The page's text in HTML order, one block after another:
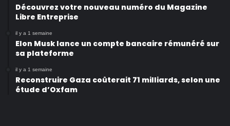
Découvrez votre nouveau numéro du Magazine
Libre Entreprise
il y a 1 semaine
Elon Musk lance un compte bancaire rémunéré sur
sa plateforme
il y a 1 semaine
Reconstruire Gaza coûterait 71 milliards, selon une
étude d’Oxfam